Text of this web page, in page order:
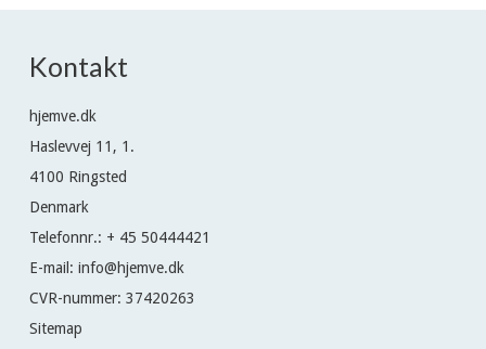
Kontakt
hjemve.dk
Haslevvej 11, 1.
4100 Ringsted
Denmark
Telefonnr.: + 45 50444421
E-mail: info@hjemve.dk
CVR-nummer: 37420263
Sitemap